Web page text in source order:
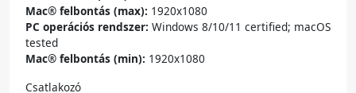
Mac® felbontás (max): 1920x1080
PC operációs rendszer: Windows 8/10/11 certified; macOS
tested
Mac® felbontás (min): 1920x1080
Csatlakozó